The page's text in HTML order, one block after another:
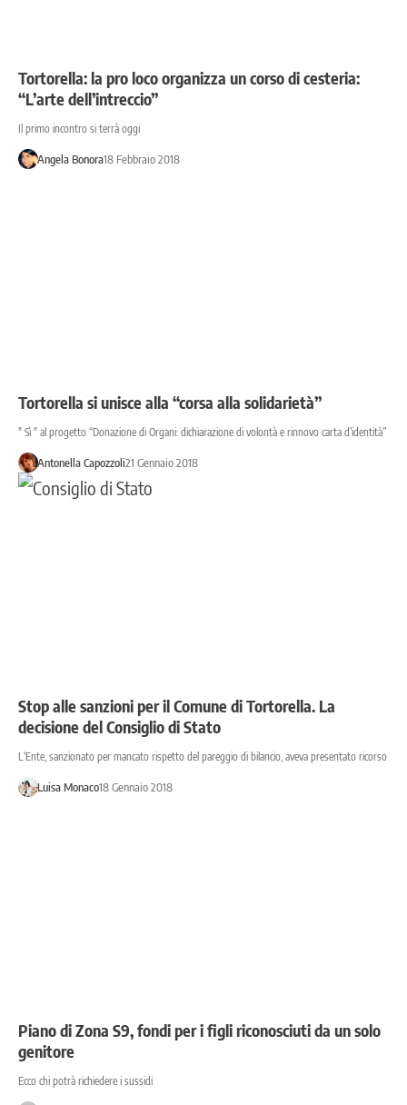
Tortorella: la pro loco organizza un corso di cesteria:
“L’arte dell’intreccio”
Il primo incontro si terrà oggi
Angela Bonora18 Febbraio 2018
Tortorella si unisce alla “corsa alla solidarietà”
" Sì " al progetto “Donazione di Organi: dichiarazione di volontà e rinnovo carta d’identità”
Antonella Capozzoli21 Gennaio 2018
Stop alle sanzioni per il Comune di Tortorella. La
decisione del Consiglio di Stato
L'Ente, sanzionato per mancato rispetto del pareggio di bilancio, aveva presentato ricorso
Luisa Monaco18 Gennaio 2018
Piano di Zona S9, fondi per i figli riconosciuti da un solo
genitore
Ecco chi potrà richiedere i sussidi